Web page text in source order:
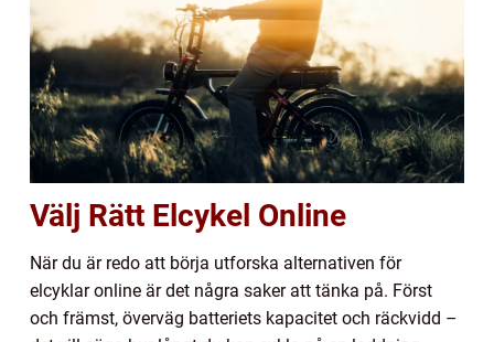
Välj Rätt Elcykel Online
När du är redo att börja utforska alternativen för
elcyklar online är det några saker att tänka på. Först
och främst, överväg batteriets kapacitet och räckvidd –